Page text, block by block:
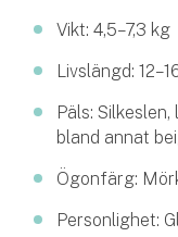
Sportfiskarna
Hundförsäkring
Kattförsäkring
Vikt: 4,5–7,3 kg
Livslängd:
Päls:
bland annat
Ögonfärg:
Personlighet: